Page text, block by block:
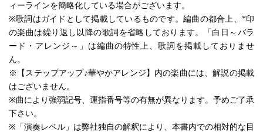
ィーラインを簡略化している場合がございます。
※歌詞はガイドとして掲載しているものです。編曲の都合上、*印
の楽曲は繰り返し以降の歌詞を省略しております。「白日～バラ
ード・アレンジ～」は編曲の特性上、歌詞を掲載しておりませ
ん。
※【ステップアップ♪華やかアレンジ】内の楽曲には、解説の掲載
はございません。
※曲により強弱記号、運指番号等の有無が異なります。予めご了承
下さい。
※「演奏レベル」は弊社独自の解釈により、本書内での相対的な目